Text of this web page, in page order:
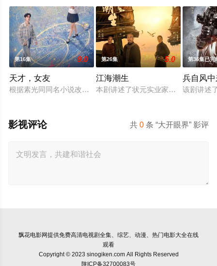
第16集 9.0
天才，女友
根据素光同同名小说改编。江逾白长大以后，林知夏忽然对他说
第26集 5.0
江海潮生
本剧讲述了状元实业家张謇创办大生
第36集已完
兵自风
该剧讲述
共0 条 “大开眼界” 影评
影视评论
飘花电影网提供免费高清电视剧全集、综艺、动漫、热门电影大全在线
观看
Copyright © 2023 sinogiken.com All Rights Reserved
陕ICP备32700083号